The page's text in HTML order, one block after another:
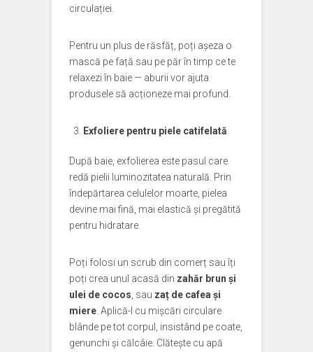
circulației.
Pentru un plus de răsfăț, poți așeza o
mască pe față sau pe păr în timp ce te
relaxezi în baie — aburii vor ajuta
produsele să acționeze mai profund.
Exfoliere pentru piele catifelată
După baie, exfolierea este pasul care
redă pielii luminozitatea naturală. Prin
îndepărtarea celulelor moarte, pielea
devine mai fină, mai elastică și pregătită
pentru hidratare.
Poți folosi un scrub din comerț sau îți
poți crea unul acasă din zahăr brun și
ulei de cocos , sau zaț de cafea și
miere . Aplică-l cu mișcări circulare
blânde pe tot corpul, insistând pe coate,
genunchi și călcâie. Clătește cu apă